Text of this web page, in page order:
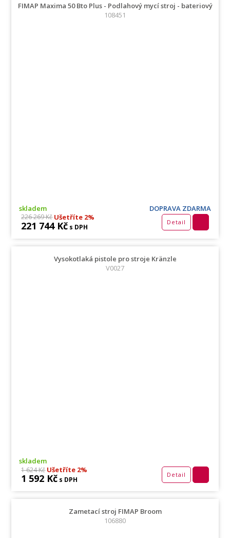
FIMAP Maxima 50 Bto Plus - Podlahový mycí stroj - bateriový
108451
skladem DOPRAVA ZDARMA
226 269 KčUšetříte 2%
221 744 Kč s DPH
Detail
Vysokotlaká pistole pro stroje Kränzle
V0027
skladem
1 624 KčUšetříte 2%
1 592 Kč s DPH
Detail
Zametací stroj FIMAP Broom
106880